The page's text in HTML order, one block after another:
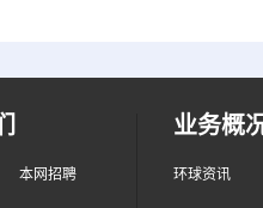
本网招聘
业务概
环球资讯